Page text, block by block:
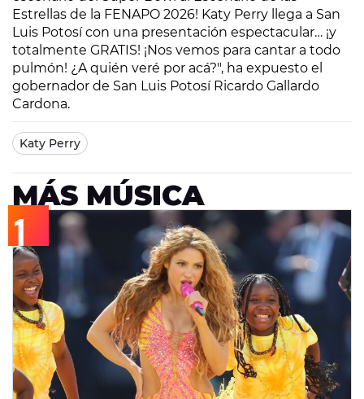
Estrellas de la FENAPO 2026! Katy Perry llega a San
Luis Potosí con una presentación espectacular… ¡y
totalmente GRATIS! ¡Nos vemos para cantar a todo
pulmón! ¿A quién veré por acá?", ha expuesto el
gobernador de San Luis Potosí Ricardo Gallardo
Cardona.
Katy Perry
MÁS MÚSICA